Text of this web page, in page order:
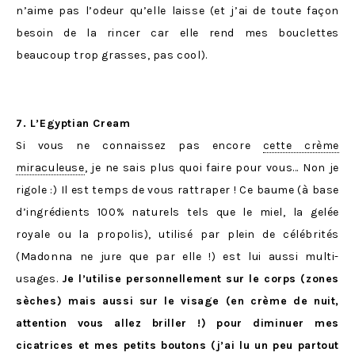
n’aime pas l’odeur qu’elle laisse (et j’ai de toute façon
besoin de la rincer car elle rend mes bouclettes
beaucoup trop grasses, pas cool).
7. L’Egyptian Cream
Si vous ne connaissez pas encore cette crème
miraculeuse, je ne sais plus quoi faire pour vous… Non je
rigole :) Il est temps de vous rattraper ! Ce baume (à base
d’ingrédients 100% naturels tels que le miel, la gelée
royale ou la propolis), utilisé par plein de célébrités
(Madonna ne jure que par elle !) est lui aussi multi-
usages. Je l’utilise personnellement sur le corps (zones
sèches) mais aussi sur le visage (en crème de nuit,
attention vous allez briller !) pour diminuer mes
cicatrices et mes petits boutons (j’ai lu un peu partout